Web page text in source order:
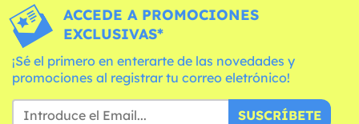
ACCEDE A PROMOCIONES
EXCLUSIVAS*
¡Sé el primero en enterarte de las novedades y
promociones al registrar tu correo eletrónico!
SUSCRÍBETE